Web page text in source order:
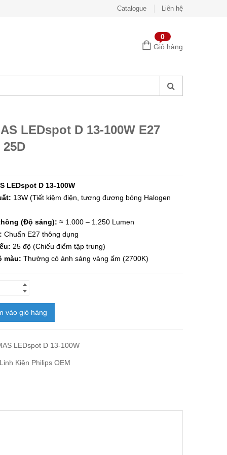
Catalogue Liên hệ
0
Giỏ hàng
LEDspot D 13-100W E27
25D
LEDspot D 13-100W
13W (Tiết kiệm điện, tương đương bóng Halogen
(Độ sáng): ≈ 1.000 – 1.250 Lumen
Chuẩn E27 thông dụng
25 độ (Chiếu điểm tập trung)
màu: Thường có ánh sáng vàng ấm (2700K)
vào giỏ hàng
LEDspot D 13-100W
Linh Kiện Philips OEM